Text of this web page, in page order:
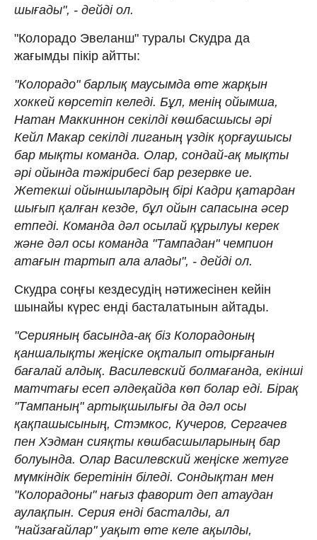
шығады", - дейді ол.
"Колорадо Эвеланш" туралы Скудра да
жағымды пікір айтты:
"Колорадо" барлық маусымда өте жарқын
хоккей көрсетіп келеді. Бұл, менің ойымша,
Натан Маккиннон секілді көшбасшысы әрі
Кейл Макар секілді лиганың үздік қорғаушысы
бар мықты команда. Олар, сондай-ақ мықты
әрі ойында тәжірибесі бар резервке ие.
Жетекші ойыншылардың бірі Кадри қатардан
шығып қалған кезде, бұл ойын сапасына әсер
етпеді. Команда дәл осылай құрылуы керек
және дәл осы команда "Тампадан" чемпион
атағын тартып ала алады", - дейді ол.
Скудра соңғы кездесудің нәтижесінен кейін
шынайы күрес енді басталатынын айтады.
"Серияның басында-ақ біз Колорадоның
қаншалықты жеңіске оқталып отырғанын
бағалай алдық. Василевский болмағанда, екінші
матчтағы есеп әлдеқайда көп болар еді. Бірақ
"Тампаның" артықшылығы да дәл осы
қақпашысының, Стэмкос, Кучеров, Сергачев
пен Хэдман сияқты көшбасшыларының бар
болуында. Олар Василевский жеңіске жетуге
мүмкіндік беретінін біледі. Сондықтан мен
"Колорадоны" нағыз фаворит деп атаудан
аулақпын. Серия енді басталды, ал
"найзағайлар" уақыт өте келе ақылды,